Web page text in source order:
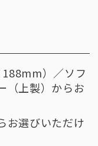
）／ソフ
（上製）からお
お選びいただけ